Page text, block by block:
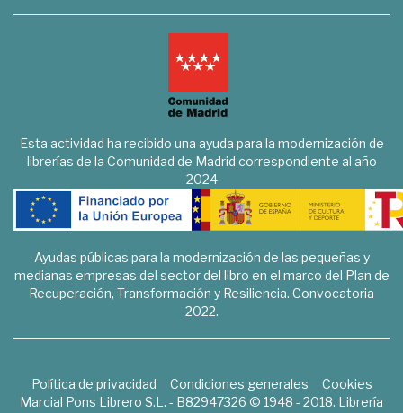
Esta actividad ha recibido una ayuda para la modernización de
librerías de la Comunidad de Madrid correspondiente al año
2024
Ayudas públicas para la modernización de las pequeñas y
medianas empresas del sector del libro en el marco del Plan de
Recuperación, Transformación y Resiliencia. Convocatoria
2022.
Política de privacidad Condiciones generales
Cookies
Marcial Pons Librero S.L. - B82947326 © 1948 - 2018. Librería